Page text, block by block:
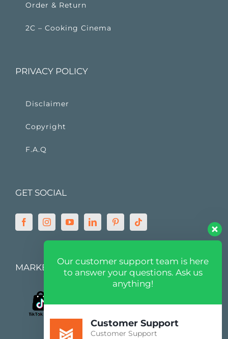
Order & Return
2C – Cooking Cinema
PRIVACY POLICY
Disclaimer
Copyright
F.A.Q
GET SOCIAL
MARKETPLACE
Our customer support team is here
to answer your questions. Ask us
anything!
Customer Support
Customer Support